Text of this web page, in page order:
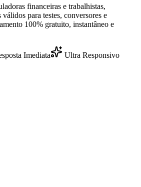
financeiras e trabalhistas,
para testes, conversores e
100% gratuito, instantâneo e
Imediata Ultra Responsivo